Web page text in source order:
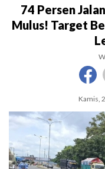
74 Persen
Mulus! Target
Kamis,